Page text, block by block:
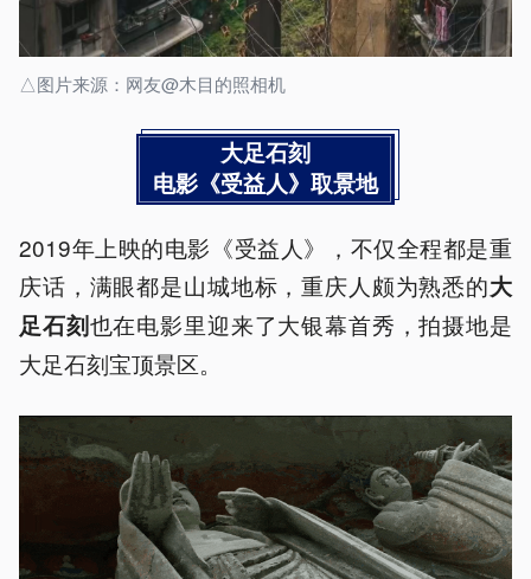
△图片来源：网友@木目的照相机
大足石刻
电影《受益人》取景地
2019年上映的电影《受益人》，不仅全程都是重
庆话，满眼都是山城地标，重庆人颇为熟悉的大
足石刻也在电影里迎来了大银幕首秀，拍摄地是
大足石刻宝顶景区。